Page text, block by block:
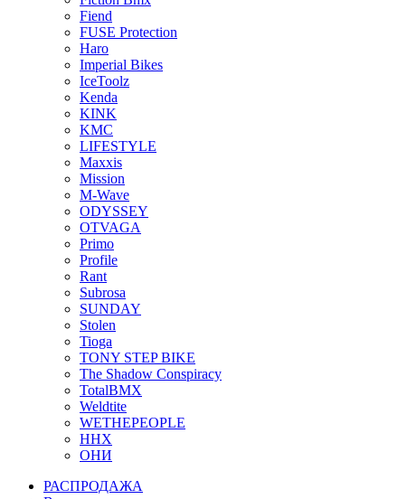
Fiend
FUSE Protection
Haro
Imperial Bikes
IceToolz
Kenda
KINK
KMC
LIFESTYLE
Maxxis
Mission
M-Wave
ODYSSEY
OTVAGA
Primo
Profile
Rant
Subrosa
SUNDAY
Stolen
Tioga
TONY STEP BIKE
The Shadow Conspiracy
TotalBMX
Weldtite
WETHEPEOPLE
ННХ
ОНИ
РАСПРОДАЖА